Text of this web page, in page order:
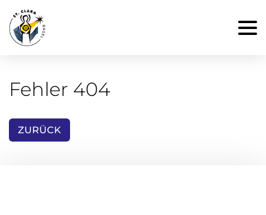
Fehler 404
ZURÜCK